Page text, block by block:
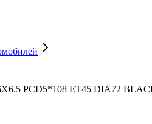
PCD5*108 ET45 DIA72